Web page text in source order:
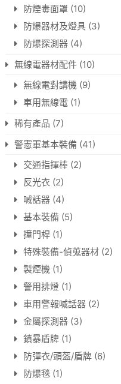
防煙毒面罩 (10)
防爆器材及燈具 (3)
防爆探測器 (4)
無線電器材配件 (10)
無線電對講機 (9)
車用無線電 (1)
稀有產品 (7)
警憲軍基本裝備 (41)
交通指揮棒 (2)
反光衣 (2)
喊話器 (4)
基本裝備 (5)
撞門桿 (1)
特殊裝備-偵蒐器材 (2)
製煙機 (1)
警用排燈 (1)
車用警報喊話器 (2)
金屬探測器 (3)
鎮暴盾牌 (1)
防彈衣/頭盔/盾牌 (6)
防爆毯 (1)